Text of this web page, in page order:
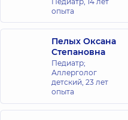
опыта
Пелых Оксана
Степановна
Педиатр;
Аллерголог
детский, 23 лет
опыта